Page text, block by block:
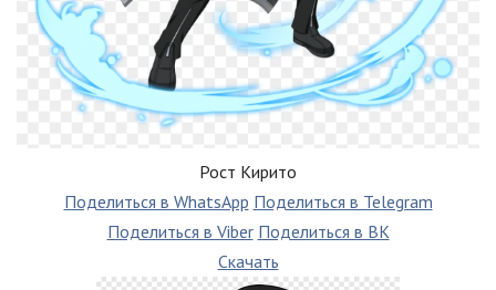
Рост Кирито
Поделиться в WhatsApp Поделиться в Telegram
Поделиться в Viber Поделиться в ВК
Скачать